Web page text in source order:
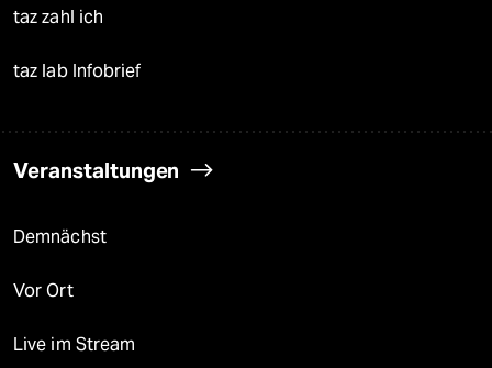
taz zahl ich
taz lab Infobrief
Veranstaltungen
Demnächst
Vor Ort
Live im Stream